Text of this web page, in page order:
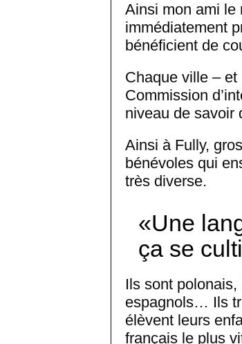
Ainsi mon ami le
immédiatement
bénéficient de
Chaque ville –
Commission
niveau de savoir
Ainsi à Fully,
bénévoles qui
très diverse.
Une
ça se
Ils sont
espagnols… Ils
élèvent leurs
français le plus